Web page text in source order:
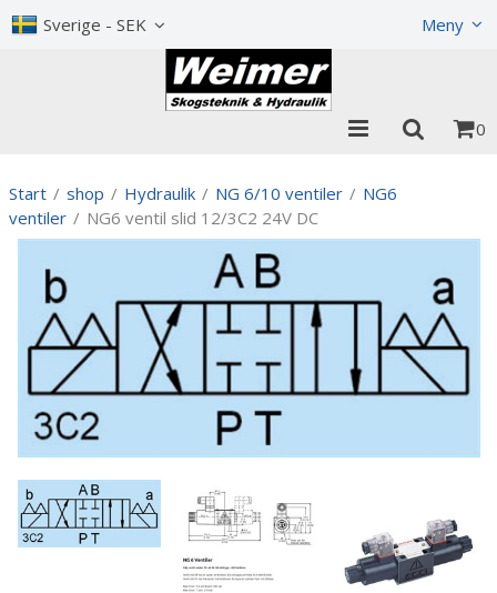
Sverige - SEK Meny
0
Start / shop / Hydraulik / NG 6/10 ventiler / NG6
ventiler / NG6 ventil slid 12/3C2 24V DC